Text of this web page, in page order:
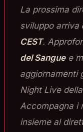
La prossima
sviluppo arriva
CEST.
del Sanguee
aggiornamenti
Night Live
Accompagna i
insieme al